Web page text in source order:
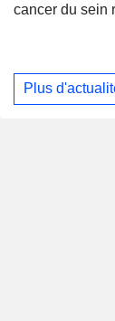
cancer du sein
Plus